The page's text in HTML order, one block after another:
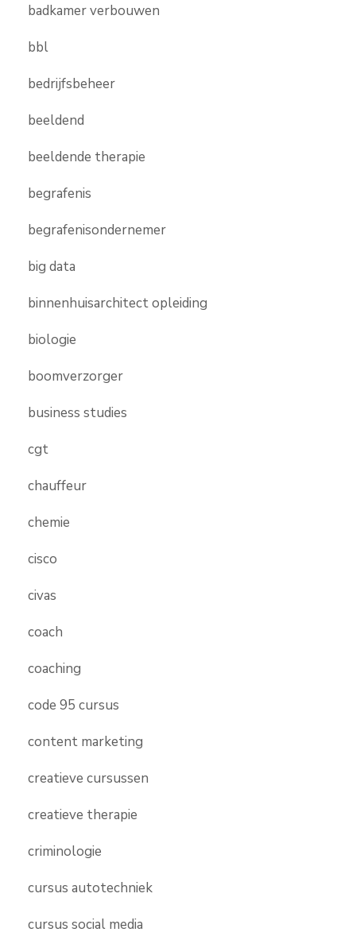
badkamer verbouwen
bbl
bedrijfsbeheer
beeldend
beeldende therapie
begrafenis
begrafenisondernemer
big data
binnenhuisarchitect opleiding
biologie
boomverzorger
business studies
cgt
chauffeur
chemie
cisco
civas
coach
coaching
code 95 cursus
content marketing
creatieve cursussen
creatieve therapie
criminologie
cursus autotechniek
cursus social media